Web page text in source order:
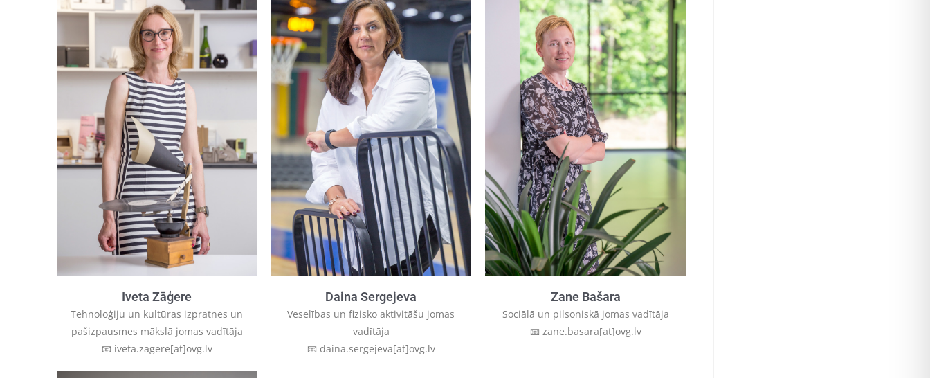
Iveta Zāģere
Tehnoloģiju un kultūras izpratnes un
pašizpausmes mākslā jomas vadītāja
📧 iveta.zagere[at]ovg.lv
Daina Sergejeva
Veselības un fizisko aktivitāšu jomas
vadītāja
📧 daina.sergejeva[at]ovg.lv
Zane Bašara
Sociālā un pilsoniskā jomas vadītāja
📧 zane.basara[at]ovg.lv